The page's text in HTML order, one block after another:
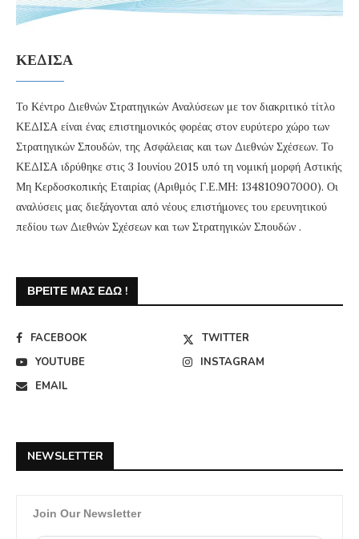
ΚΕΔΙΣΑ
Το Κέντρο Διεθνών Στρατηγικών Αναλύσεων με τον διακριτικό τίτλο
ΚΕΔΙΣΑ είναι ένας επιστημονικός φορέας στον ευρύτερο χώρο των
Στρατηγικών Σπουδών, της Ασφάλειας και των Διεθνών Σχέσεων. Το
ΚΕΔΙΣΑ ιδρύθηκε στις 3 Ιουνίου 2015 υπό τη νομική μορφή Αστικής
Μη Κερδοσκοπικής Εταιρίας (Αριθμός Γ.Ε.ΜΗ: 134810907000). Οι
αναλύσεις μας διεξάγονται από νέους επιστήμονες του ερευνητικού
πεδίου των Διεθνών Σχέσεων και των Στρατηγικών Σπουδών .
ΒΡΕΊΤΕ ΜΑΣ ΕΔΏ !
FACEBOOK
TWITTER
YOUTUBE
INSTAGRAM
EMAIL
NEWSLETTER
Join Our Newsletter